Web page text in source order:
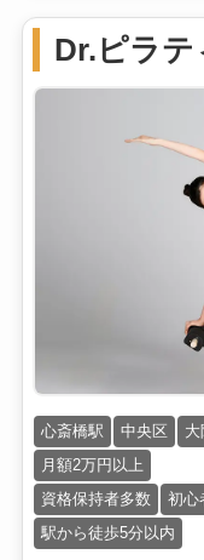
Dr.ピラテ
心斎橋駅 中央区 大
月額2万円以上
資格保持者多数
初心
駅から徒歩5分以内